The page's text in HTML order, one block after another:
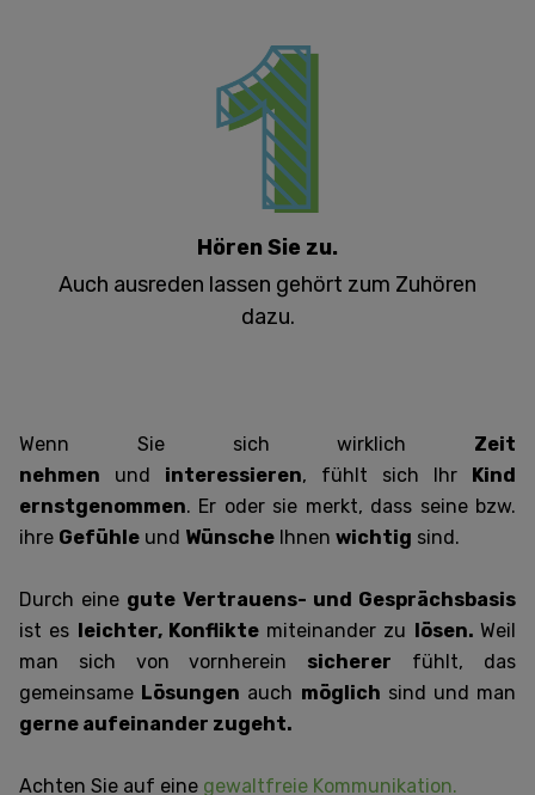
Hören Sie zu.
Auch ausreden lassen gehört zum Zuhören
dazu.
Wenn Sie sich wirklich Zeit
nehmen und interessieren, fühlt sich Ihr Kind
ernstgenommen. Er oder sie merkt, dass seine bzw.
ihre Gefühle und Wünsche Ihnen wichtig sind.
Durch eine gute Vertrauens- und Gesprächsbasis
ist es leichter, Konflikte miteinander zu lösen.Weil
man sich von vornherein sicherer fühlt, das
gemeinsame Lösungen auch möglich sind und man
gerne aufeinander zugeht.
Achten Sie auf eine gewaltfreie Kommunikation.